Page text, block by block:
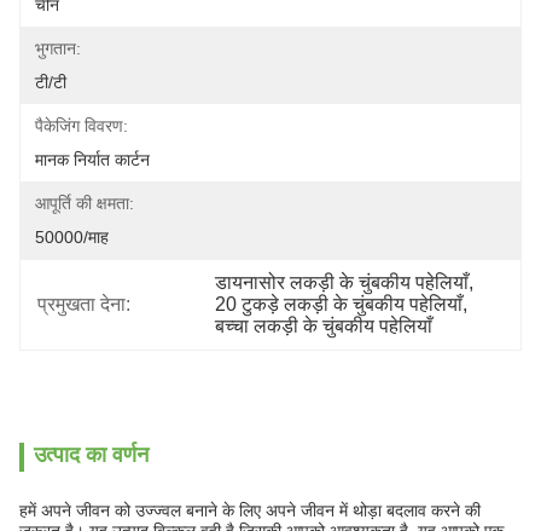
चीन
भुगतान:
टी/टी
पैकेजिंग विवरण:
मानक निर्यात कार्टन
आपूर्ति की क्षमता:
50000/माह
प्रमुखता देना:
डायनासोर लकड़ी के चुंबकीय पहेलियाँ,
20 टुकड़े लकड़ी के चुंबकीय पहेलियाँ,
बच्चा लकड़ी के चुंबकीय पहेलियाँ
उत्पाद का वर्णन
हमें अपने जीवन को उज्ज्वल बनाने के लिए अपने जीवन में थोड़ा बदलाव करने की